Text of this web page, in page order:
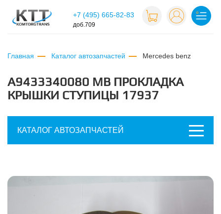
+7 (495) 665-82-83
доб.709
Главная Каталог автозапчастей mercedes benz
A9433340080 MB ПРОКЛАДКА
КРЫШКИ СТУПИЦЫ 17937
КАТАЛОГ АВТОЗАПЧАСТЕЙ